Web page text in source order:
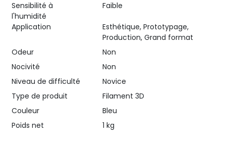
Sensibilité à
l'humidité
Faible
Application
Esthétique, Prototypage,
Production, Grand format
Odeur
Non
Nocivité
Non
Niveau de difficulté
Novice
Type de produit
Filament 3D
Couleur
Bleu
Poids net
1 kg